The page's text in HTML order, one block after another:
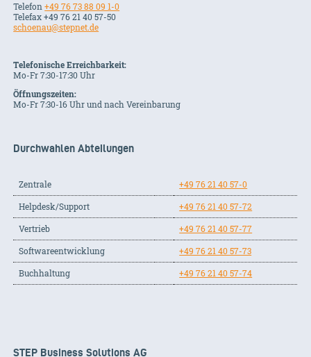
Telefon+49 76 73 88 09 1-0
Telefax +49 76 21 40 57-50
schoenau@stepnet.de
Telefonische Erreichbarkeit:
Mo-Fr 7:30-17:30 Uhr
Öffnungszeiten:
Mo-Fr 7:30-16 Uhr und nach Vereinbarung
Durchwahlen Abteilungen
Zentrale
+49 76 21 40 57-0
Helpdesk/Support
+49 76 21 40 57-72
Vertrieb
+49 76 21 40 57-77
Softwareentwicklung
+49 76 21 40 57-73
Buchhaltung
+49 76 21 40 57-74
STEP Business Solutions AG